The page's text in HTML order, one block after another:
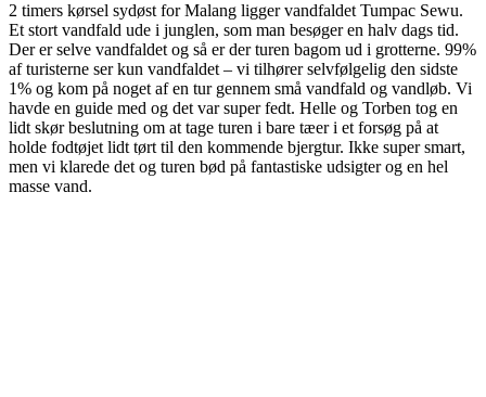
2 timers kørsel sydøst for Malang ligger vandfaldet Tumpac Sewu.
Et stort vandfald ude i junglen, som man besøger en halv dags tid.
Der er selve vandfaldet og så er der turen bagom ud i grotterne. 99%
af turisterne ser kun vandfaldet – vi tilhører selvfølgelig den sidste
1% og kom på noget af en tur gennem små vandfald og vandløb. Vi
havde en guide med og det var super fedt. Helle og Torben tog en
lidt skør beslutning om at tage turen i bare tæer i et forsøg på at
holde fodtøjet lidt tørt til den kommende bjergtur. Ikke super smart,
men vi klarede det og turen bød på fantastiske udsigter og en hel
masse vand.